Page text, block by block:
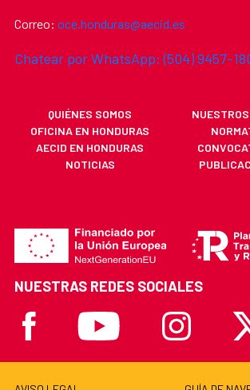
Correo: oce.honduras@aecid.es
Chatear por WhatsApp: (504) 9457-
QUIÉNES SOMOS
OFICINA EN HONDURAS
AECID EN HONDURAS
NOTICIAS
NUESTRAS REDES SOCIALES
FacebookYoutube Instagram X